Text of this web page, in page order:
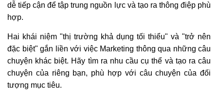
dễ tiếp cận để tập trung nguồn lực và tạo ra thông điệp phù
hợp.
Hai khái niệm "thị trường khả dụng tối thiểu" và "trở nên
đặc biệt" gắn liền với việc Marketing thông qua những câu
chuyện khác biệt. Hãy tìm ra nhu cầu cụ thể và tạo ra câu
chuyện của riêng bạn, phù hợp với câu chuyện của đối
tượng mục tiêu.